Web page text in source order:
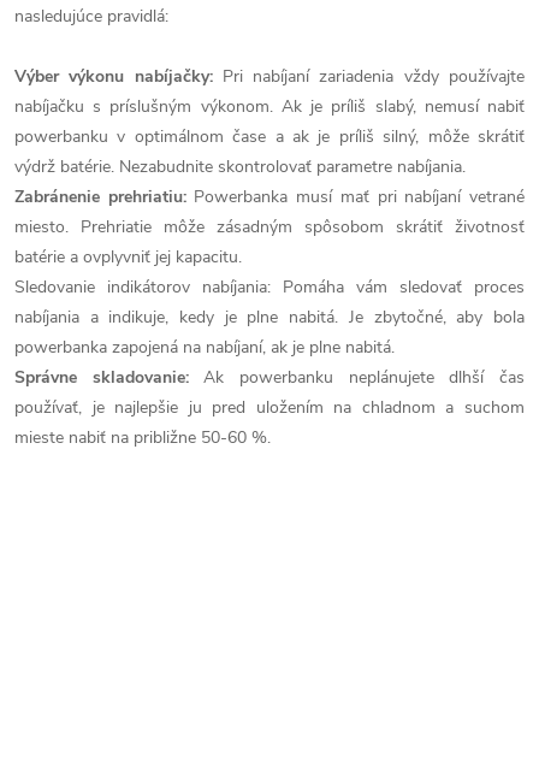
nasledujúce pravidlá:
Výber výkonu nabíjačky:Pri nabíjaní zariadenia vždy používajte
nabíjačku s príslušným výkonom. Ak je príliš slabý, nemusí nabiť
powerbanku v optimálnom čase a ak je príliš silný, môže skrátiť
výdrž batérie. Nezabudnite skontrolovať parametre nabíjania.
Zabránenie prehriatiu:Powerbanka musí mať pri nabíjaní vetrané
miesto. Prehriatie môže zásadným spôsobom skrátiť životnosť
batérie a ovplyvniť jej kapacitu.
Sledovanie indikátorov nabíjania: Pomáha vám sledovať proces
nabíjania a indikuje, kedy je plne nabitá. Je zbytočné, aby bola
powerbanka zapojená na nabíjaní, ak je plne nabitá.
Správne skladovanie:Ak powerbanku neplánujete dlhší čas
používať, je najlepšie ju pred uložením na chladnom a suchom
mieste nabiť na približne 50-60 %.